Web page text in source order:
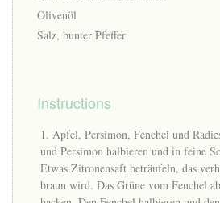
Olivenöl
Salz, bunter Pfeffer
Instructions
Apfel, Persimon, Fenchel und
und Persimon halbieren und in feine
Etwas Zitronensaft beträufeln, das
braun wird. Das Grüne vom Fenchel